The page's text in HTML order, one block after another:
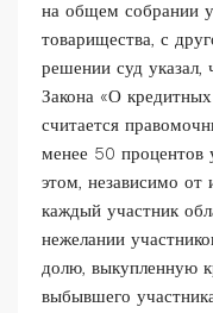
на общем собрании
товарищества, с
решении суд указал,
Закона «О
считается
менее 50 процентов
этом, независимо от
каждый участник
нежелании
долю, выкупленную
выбывшего